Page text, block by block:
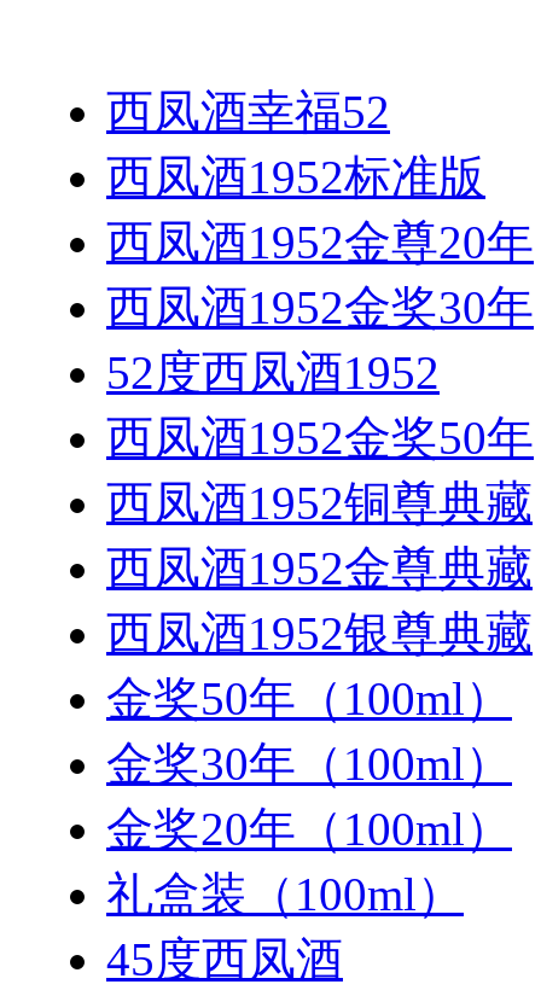
西凤酒幸福52
西凤酒1952标准版
西凤酒1952金尊20年
西凤酒1952金奖30年
52度西凤酒1952
西凤酒1952金奖50年
西凤酒1952铜尊典藏
西凤酒1952金尊典藏
西凤酒1952银尊典藏
金奖50年（100ml）
金奖30年（100ml）
金奖20年（100ml）
礼盒装（100ml）
45度西凤酒